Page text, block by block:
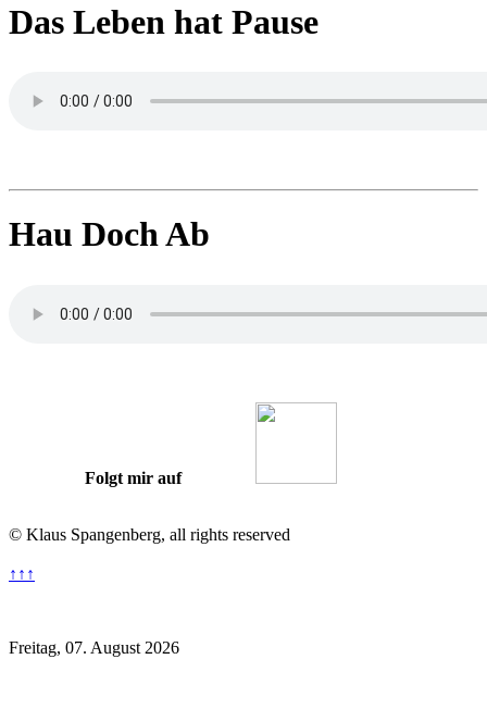
Das Leben hat Pause
Hau Doch Ab
Folgt mir auf
© Klaus Spangenberg, all rights reserved
↑↑↑
Freitag, 07. August 2026